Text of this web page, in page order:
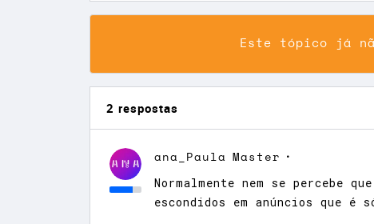
Este tópico já
2 respostas
ana_Paula Master
Normalmente nem se percebe
escondidos em anúncios que